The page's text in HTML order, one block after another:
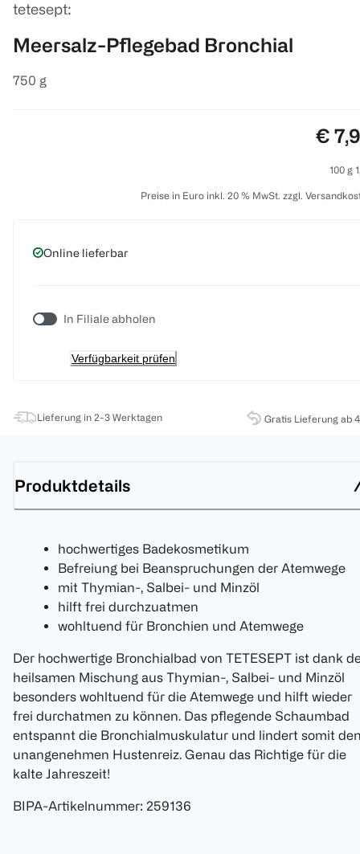
tetesept:
Meersalz-Pflegebad Bronchial
750 g
€
100 g
Preise in Euro inkl. 20 % MwSt. zzgl.
Online lieferbar
In Filiale abholen
Verfügbarkeit prüfen
Lieferung in 2-3 Werktagen Gratis Lieferung ab
Produktdetails
hochwertiges Badekosmetikum
Befreiung bei Beanspruchungen der Atemwege
mit Thymian-, Salbei- und Minzöl
hilft frei durchzuatmen
wohltuend für Bronchien und Atemwege
Der hochwertige Bronchialbad von TETESEPT ist dank
heilsamen Mischung aus Thymian-, Salbei- und Minzöl
besonders wohltuend für die Atemwege und hilft wieder
frei durchatmen zu können. Das pflegende Schaumbad
entspannt die Bronchialmuskulatur und lindert somit
unangenehmen Hustenreiz. Genau das Richtige für die
kalte Jahreszeit!
BIPA-Artikelnummer: 259136